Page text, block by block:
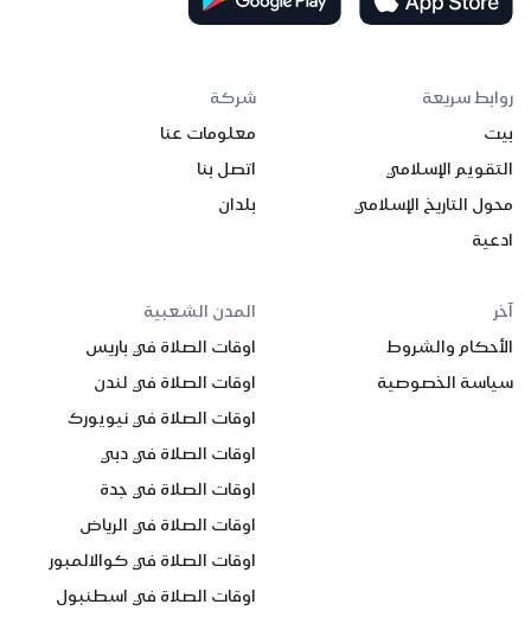
روابط سريعة
بيت
التقويم الإسلامي
محول التاريخ الإسلامي
ادعية
شركة
معلومات عنا
اتصل بنا
بلدان
آخر
الأحكام والشروط
سياسة الخصوصية
المدن الشعبية
اوقات الصلاة في باريس
اوقات الصلاة في لندن
اوقات الصلاة في نيويورك
اوقات الصلاة في دبي
اوقات الصلاة في جدة
اوقات الصلاة في الرياض
اوقات الصلاة في كوالالمبور
اوقات الصلاة في اسطنبول